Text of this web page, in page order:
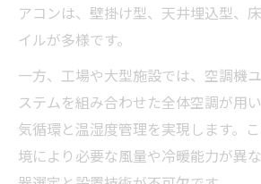
アコンは、壁掛け型、天井埋込型、
イルが多様です。
一方、工場や大型施設では、空調機
ステムを組み合わせた全体空調が用
気循環と温湿度管理を実現します。
境により必要な風量や冷暖能力が異